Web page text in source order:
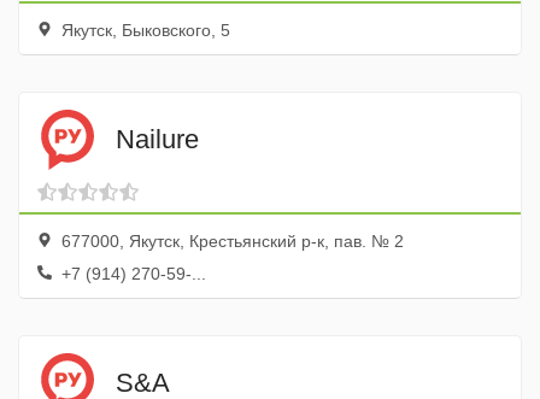
Якутск, Быковского, 5
Nailure
677000, Якутск, Крестьянский р-к, пав. № 2
+7 (914) 270-59-...
S&A